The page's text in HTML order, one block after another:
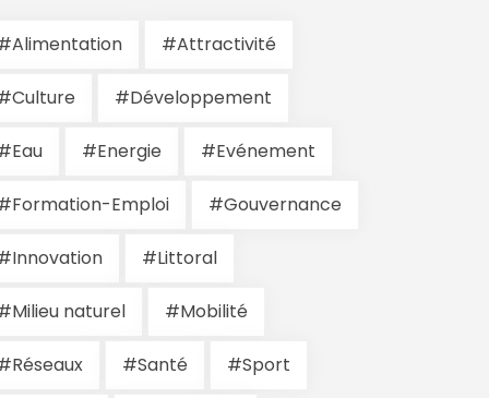
#Attractivité
#Développement
#Energie #Evénement
Emploi #Gouvernance
#Littoral
naturel #Mobilité
#Santé #Sport